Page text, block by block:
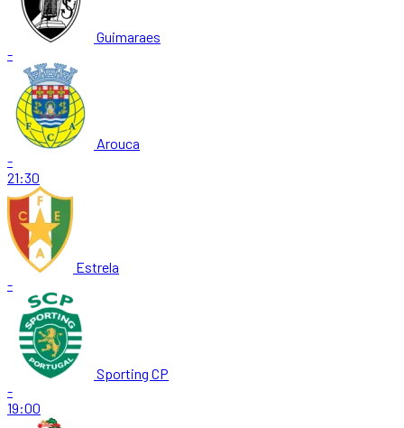
Guimaraes
-
Arouca
-
21:30
Estrela
-
Sporting CP
-
19:00